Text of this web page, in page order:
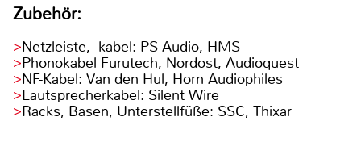
Zubehör:
Netzleiste, -kabel: PS-Audio, HMS
Phonokabel Furutech, Nordost, Audioquest
NF-Kabel: Van den Hul, Horn Audiophiles
Lautsprecherkabel: Silent Wire
Racks, Basen, Unterstellfüße: SSC, Thixar